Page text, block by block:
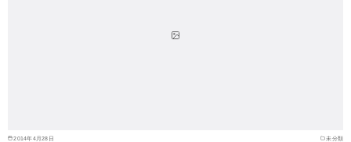
2014年4月28日 未分類